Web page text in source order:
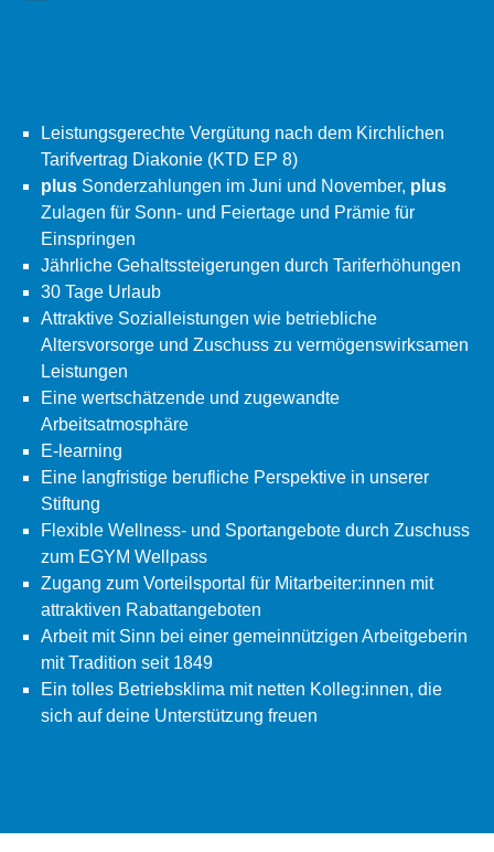
Leistungsgerechte Vergütung nach dem Kirchlichen
Tarifvertrag Diakonie (KTD EP 8)
plus Sonderzahlungen im Juni und November, plus
Zulagen für Sonn- und Feiertage und Prämie für
Einspringen
Jährliche Gehaltssteigerungen durch Tariferhöhungen
30 Tage Urlaub
Attraktive Sozialleistungen wie betriebliche
Altersvorsorge und Zuschuss zu vermögenswirksamen
Leistungen
Eine wertschätzende und zugewandte
Arbeitsatmosphäre
E-learning
Eine langfristige berufliche Perspektive in unserer
Stiftung
Flexible Wellness- und Sportangebote durch Zuschuss
zum EGYM Wellpass
Zugang zum Vorteilsportal für Mitarbeiter:innen mit
attraktiven Rabattangeboten
Arbeit mit Sinn bei einer gemeinnützigen Arbeitgeberin
mit Tradition seit 1849
Ein tolles Betriebsklima mit netten Kolleg:innen, die
sich auf deine Unterstützung freuen